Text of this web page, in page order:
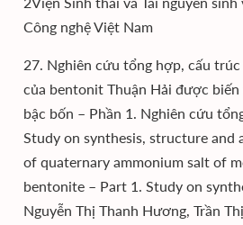
Công nghệ Việt Nam
27. Nghiên cứu tổng hợp, cấu
của bentonit Thuận Hải được
bậc bốn – Phần 1. Nghiên cứu
Study on synthesis, structure and
of quaternary ammonium salt of
bentonite – Part 1. Study on
Nguyễn Thị Thanh Hương, Trần